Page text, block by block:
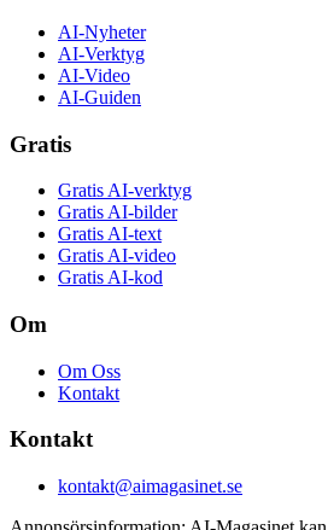
AI-Nyheter
AI-Verktyg
AI-Video
AI-Guiden
Gratis
Gratis AI-verktyg
Gratis AI-bilder
Gratis AI-text
Gratis AI-video
Gratis AI-kod
Om
Om Oss
Kontakt
Kontakt
kontakt@aimagasinet.se